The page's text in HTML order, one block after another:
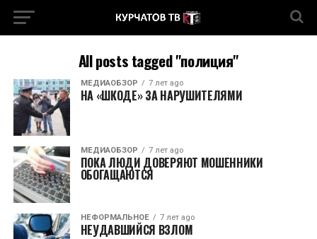
All posts tagged "полиция"
МЕДИАОБЗОР 7 лет ago
НА «ШКОДЕ» ЗА НАРУШИТЕЛЯМИ
МЕДИАОБЗОР 7 лет ago
ПОКА ЛЮДИ ДОВЕРЯЮТ МОШЕННИКИ
ОБОГАЩАЮТСЯ
НЕФОРМАЛЬНОЕ 7 лет ago
НЕУДАВШИЙСЯ ВЗЛОМ